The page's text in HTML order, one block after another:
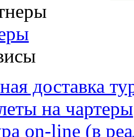
доставка
на чартеры
on-line (в